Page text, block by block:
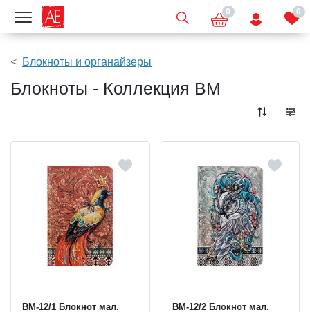
Показать меню 0 0
Блокноты и органайзеры
Блокноты - Коллекция BM
BM-12/1 Блокнот мал.
BM-12/2 Блокнот мал.